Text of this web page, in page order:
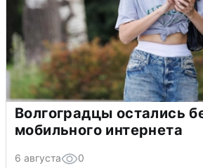
Волгоградцы остались
мобильного интернета
6 августа 0